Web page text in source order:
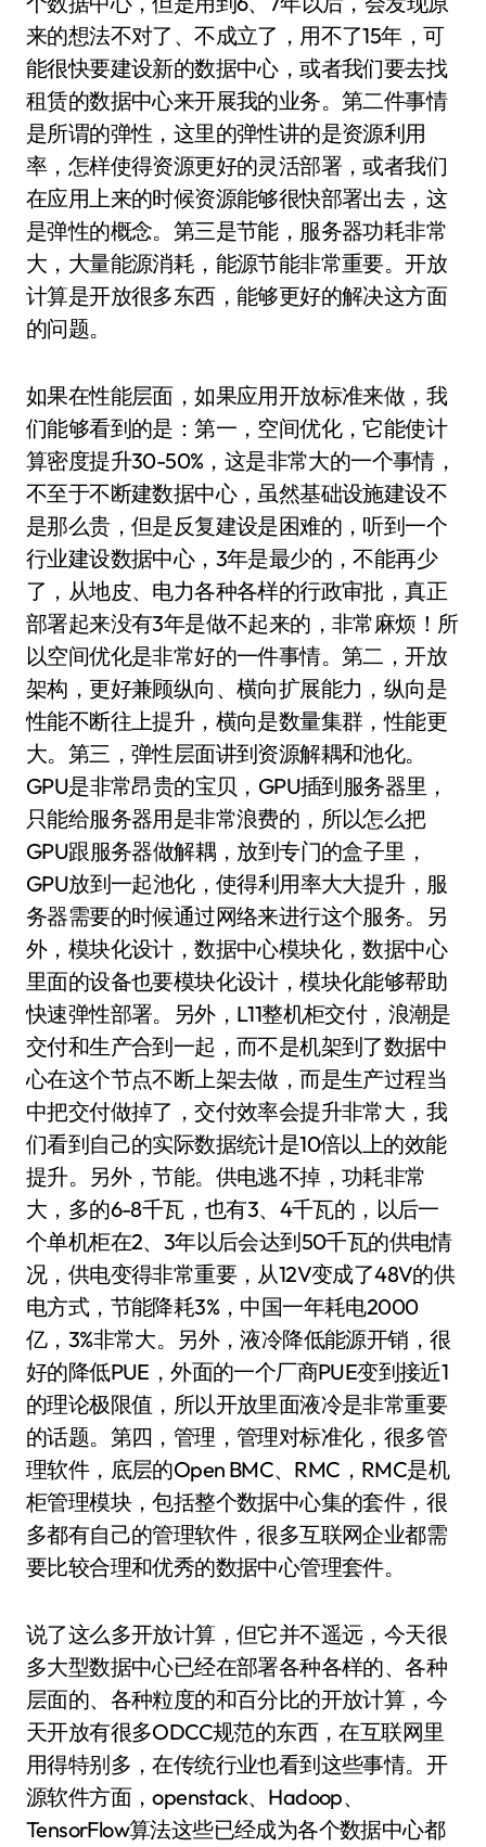
来的想法不对了、不成立了，用不了15年，可
能很快要建设新的数据中心，或者我们要去找
租赁的数据中心来开展我的业务。第二件事情
是所谓的弹性，这里的弹性讲的是资源利用
率，怎样使得资源更好的灵活部署，或者我们
在应用上来的时候资源能够很快部署出去，这
是弹性的概念。第三是节能，服务器功耗非常
大，大量能源消耗，能源节能非常重要。开放
计算是开放很多东西，能够更好的解决这方面
的问题。
如果在性能层面，如果应用开放标准来做，我
们能够看到的是：第一，空间优化，它能使计
算密度提升30-50%，这是非常大的一个事情，
不至于不断建数据中心，虽然基础设施建设不
是那么贵，但是反复建设是困难的，听到一个
行业建设数据中心，3年是最少的，不能再少
了，从地皮、电力各种各样的行政审批，真正
部署起来没有3年是做不起来的，非常麻烦！所
以空间优化是非常好的一件事情。第二，开放
架构，更好兼顾纵向、横向扩展能力，纵向是
性能不断往上提升，横向是数量集群，性能更
大。第三，弹性层面讲到资源解耦和池化。
GPU是非常昂贵的宝贝，GPU插到服务器里，
只能给服务器用是非常浪费的，所以怎么把
GPU跟服务器做解耦，放到专门的盒子里，
GPU放到一起池化，使得利用率大大提升，服
务器需要的时候通过网络来进行这个服务。另
外，模块化设计，数据中心模块化，数据中心
里面的设备也要模块化设计，模块化能够帮助
快速弹性部署。另外，L11整机柜交付，浪潮是
交付和生产合到一起，而不是机架到了数据中
心在这个节点不断上架去做，而是生产过程当
中把交付做掉了，交付效率会提升非常大，我
们看到自己的实际数据统计是10倍以上的效能
提升。另外，节能。供电逃不掉，功耗非常
大，多的6-8千瓦，也有3、4千瓦的，以后一
个单机柜在2、3年以后会达到50千瓦的供电情
况，供电变得非常重要，从12V变成了48V的供
电方式，节能降耗3%，中国一年耗电2000
亿，3%非常大。另外，液冷降低能源开销，很
好的降低PUE，外面的一个厂商PUE变到接近1
的理论极限值，所以开放里面液冷是非常重要
的话题。第四，管理，管理对标准化，很多管
理软件，底层的Open BMC、RMC，RMC是机
柜管理模块，包括整个数据中心集的套件，很
多都有自己的管理软件，很多互联网企业都需
要比较合理和优秀的数据中心管理套件。
说了这么多开放计算，但它并不遥远，今天很
多大型数据中心已经在部署各种各样的、各种
层面的、各种粒度的和百分比的开放计算，今
天开放有很多ODCC规范的东西，在互联网里
用得特别多，在传统行业也看到这些事情。开
源软件方面，openstack、Hadoop、
TensorFlow算法这些已经成为各个数据中心都